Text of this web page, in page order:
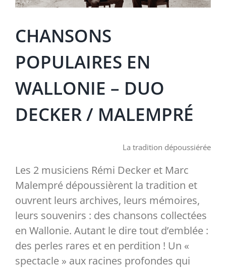
Exposition
Festival
Ateliers
Cadre scolaire
Passeurs de Mémoire
Féeries
Urban Day
Equipe
Article 27
Nos productions
Candidatures
Partenaires
Tarifs & abonnements
Billetterie
CHANSONS
POPULAIRES EN
WALLONIE – DUO
DECKER / MALEMPRÉ
La tradition dépoussiérée
Les 2 musiciens Rémi Decker et Marc
Malempré dépoussièrent la tradition et
ouvrent leurs archives, leurs mémoires,
leurs souvenirs : des chansons collectées
en Wallonie. Autant le dire tout d’emblée :
des perles rares et en perdition ! Un «
spectacle » aux racines profondes qui